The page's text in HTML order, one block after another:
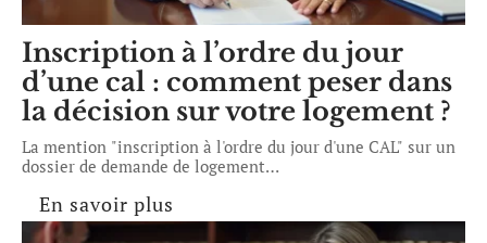
Inscription à l’ordre du jour
d’une cal : comment peser dans
la décision sur votre logement ?
La mention "inscription à l'ordre du jour d'une CAL" sur un
dossier de demande de logement…
En savoir plus